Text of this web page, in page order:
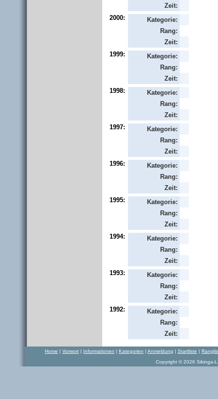
Zeit:
2000:
Kategorie:
Rang:
Zeit:
1999:
Kategorie:
Rang:
Zeit:
1998:
Kategorie:
Rang:
Zeit:
1997:
Kategorie:
Rang:
Zeit:
1996:
Kategorie:
Rang:
Zeit:
1995:
Kategorie:
Rang:
Zeit:
1994:
Kategorie:
Rang:
Zeit:
1993:
Kategorie:
Rang:
Zeit:
1992:
Kategorie:
Rang:
Zeit:
Home | Vorwort | Informationen | Kategorien | Anmeldung | Startliste |
Copyright © 2026 Sikinga-